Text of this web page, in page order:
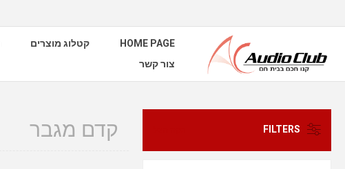
HOME PAGE קטלוג מוצרים
צור קשר
קדם מגבר FILTERS